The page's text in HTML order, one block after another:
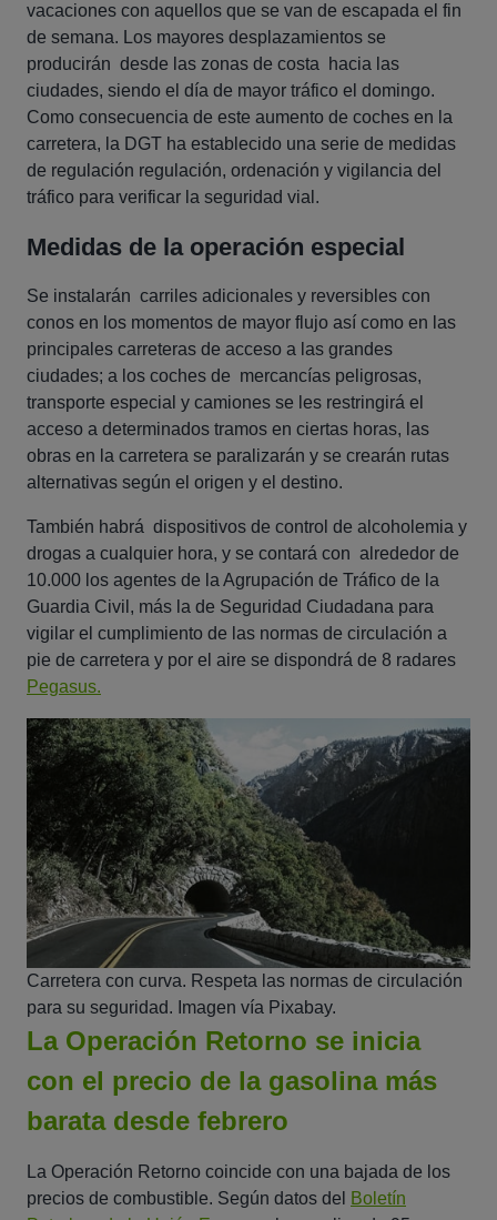
vacaciones con aquellos que se van de escapada el fin
de semana. Los mayores desplazamientos se
producirán desde las zonas de costa hacia las
ciudades, siendo el día de mayor tráfico el domingo.
Como consecuencia de este aumento de coches en la
carretera, la DGT ha establecido una serie de medidas
de regulación regulación, ordenación y vigilancia del
tráfico para verificar la seguridad vial.
Medidas de la operación especial
Se instalarán carriles adicionales y reversibles con
conos en los momentos de mayor flujo así como en las
principales carreteras de acceso a las grandes
ciudades; a los coches de mercancías peligrosas,
transporte especial y camiones se les restringirá el
acceso a determinados tramos en ciertas horas, las
obras en la carretera se paralizarán y se crearán rutas
alternativas según el origen y el destino.
También habrá dispositivos de control de alcoholemia y
drogas a cualquier hora, y se contará con alrededor de
10.000 los agentes de la Agrupación de Tráfico de la
Guardia Civil, más la de Seguridad Ciudadana para
vigilar e l cumplimiento de las normas de circulación a
pie de carretera y por el aire se dispondrá de 8 radares
Pegasus.
Carretera con curva. Respeta las normas de circulación
para su seguridad. Imagen vía Pixabay.
La Operación Retorno se inicia
con el precio de la gasolina más
barata desde febrero
La Operación Retorno coincide con una bajada de los
precios de combustible. Según datos del
Boletín